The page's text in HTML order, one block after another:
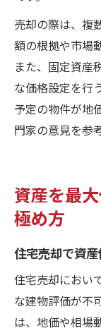
売却の際は、複
額の根拠や市場
また、固定資産
な価格設定を行
予定の物件が地
門家の意見を参
資産を最
極め方
住宅売却で資
住宅売却におい
な建物評価が不
は、地価や相場